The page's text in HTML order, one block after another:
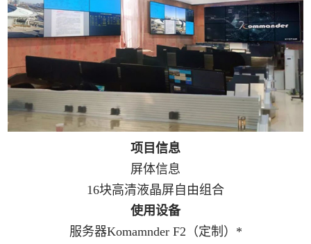
项目信息
屏体信息
16块高清液晶屏自由组合
使用设备
服务器Komamnder F2（定制）*